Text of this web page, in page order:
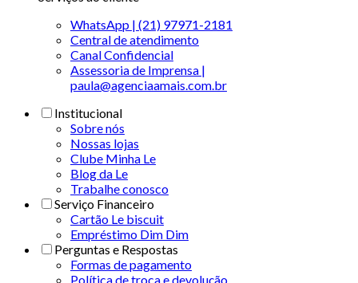
WhatsApp | (21) 97971-2181
Central de atendimento
Canal Confidencial
Assessoria de Imprensa |
paula@agenciaamais.com.br
Institucional
Sobre nós
Nossas lojas
Clube Minha Le
Blog da Le
Trabalhe conosco
Serviço Financeiro
Cartão Le biscuit
Empréstimo Dim Dim
Perguntas e Respostas
Formas de pagamento
Política de troca e devolução